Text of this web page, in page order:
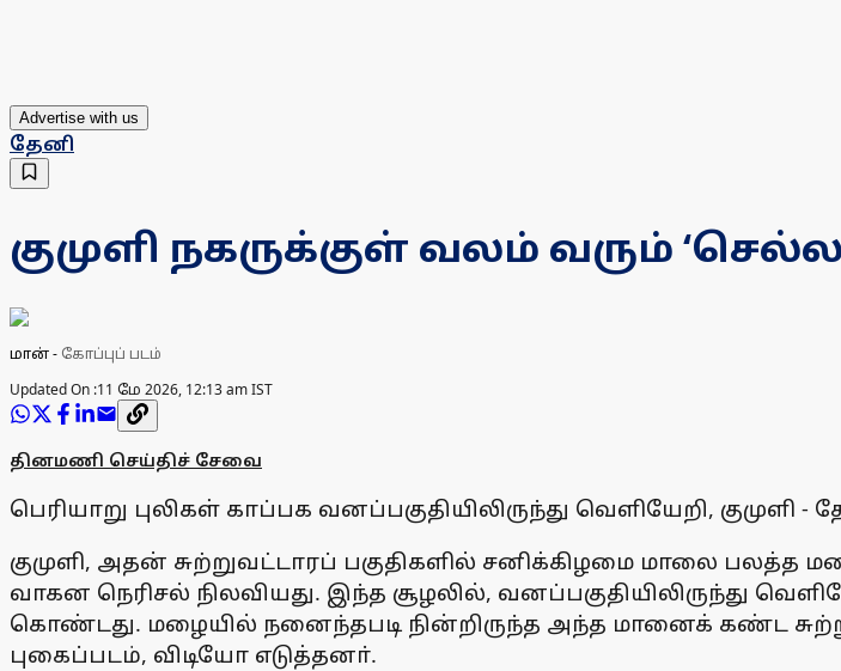
Advertise with us
தேனி
குமுளி நகருக்குள் வலம் வரும்
மான்- கோப்புப் படம்
Updated On :11 மே 2026, 12:13 am IST
தினமணி செய்திச் சேவை
பெரியாறு புலிகள் காப்பக வனப்பகுதியிலிருந்து வெளியேறி, குமுளி -
குமுளி, அதன் சுற்றுவட்டாரப் பகுதிகளில் சனிக்கிழமை மாலை பலத்த
வாகன நெரிசல் நிலவியது. இந்த சூழலில், வனப்பகுதியிலிருந்து
கொண்டது. மழையில் நனைந்தபடி நின்றிருந்த அந்த மானைக் கண்ட
புகைப்படம், விடியோ எடுத்தனா்.